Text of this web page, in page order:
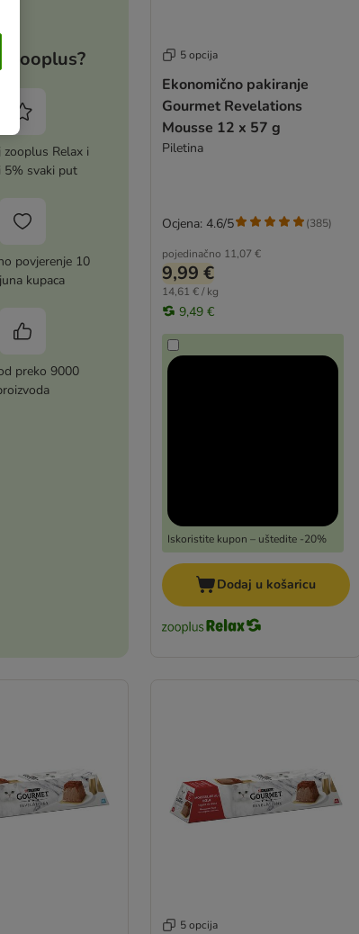
zooplus?
Relax i
5% svaki put
povjerenje 10
kupaca
preko 9000
5 opcija
Ekonomično pakiranje
Gourmet Revelations
Mousse 12 x 57 g
Piletina
pojedinačno 11,07 €
9,99 €
14,61 € / kg
9,49 €
Iskoristite kupon – uštedite -20%
Ocjena: 4.6/5 (385)
Dodaj u košaricu
5 opcija